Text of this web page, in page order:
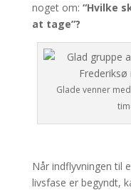
noget om: “Hvilke
at tage”?
Glade venner
Når indflyvningen til
livsfase er begyndt,